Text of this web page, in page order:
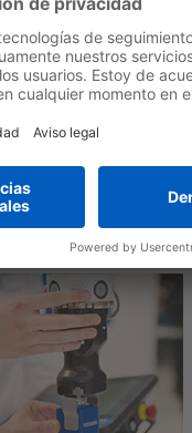
Fácil de